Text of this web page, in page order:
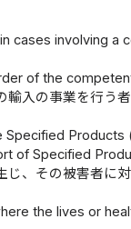
cases involving a
of the
入の事業を行う
of Specified
、その被害者に
the lives or